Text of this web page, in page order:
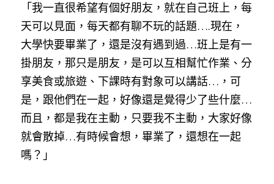
「我一直很希望有個好朋友，就在自己班上，每
天可以見面，每天都有聊不玩的話題….現在，
大學快要畢業了，還是沒有遇到過…班上是有一
掛朋友，那只是朋友，是可以互相幫忙作業、分
享美食或旅遊、下課時有對象可以講話…，可
是，跟他們在一起，好像還是覺得少了些什麼…
而且，都是我在主動，只要我不主動，大家好像
就會散掉…有時候會想，畢業了，還想在一起
嗎？」